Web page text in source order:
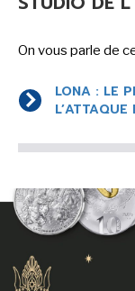
On vous parle de
LONA : LE
L’ATTAQUE